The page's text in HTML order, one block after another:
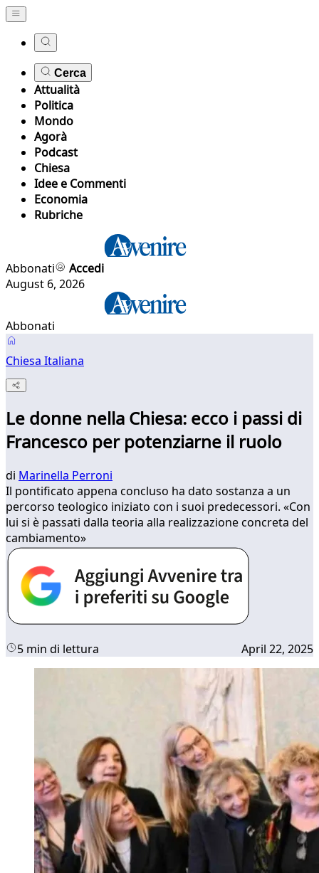
Cerca
Attualità
Politica
Mondo
Agorà
Podcast
Chiesa
Idee e Commenti
Economia
Rubriche
Abbonati
Accedi
August 6, 2026
Abbonati
Chiesa Italiana
Le donne nella Chiesa: ecco i passi di
Francesco per potenziarne il ruolo
di Marinella Perroni
Il pontificato appena concluso ha dato sostanza a un
percorso teologico iniziato con i suoi predecessori. «Con
lui si è passati dalla teoria alla realizzazione concreta del
cambiamento»
5 min di lettura April 22, 2025